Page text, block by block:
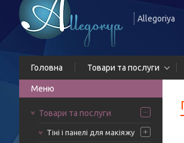
Allegoriya
Головна Товари та послуги
Товари та послуги
Тіні і панелі для макіяжу